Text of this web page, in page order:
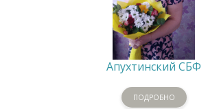
Апухтинский СБФ
ПОДРОБНО